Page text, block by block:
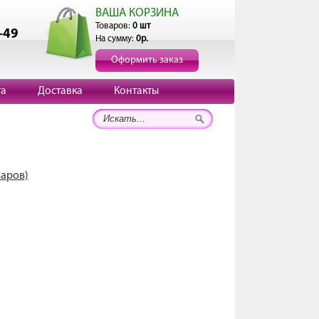
49
ВАША КОРЗИНА
Товаров: 0 шт
На сумму: 0р.
Оформить заказ
Доставка Контакты